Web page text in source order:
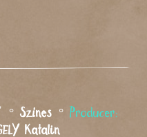
° Színes ° Producer:
Katalin